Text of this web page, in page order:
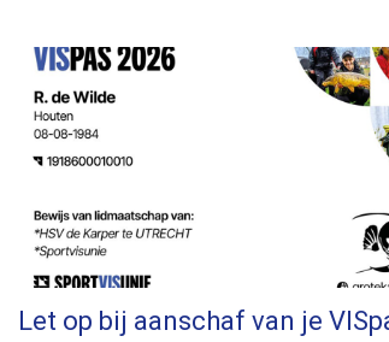
Let op bij aanschaf van je